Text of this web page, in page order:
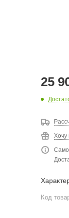
25
Хочу
Код